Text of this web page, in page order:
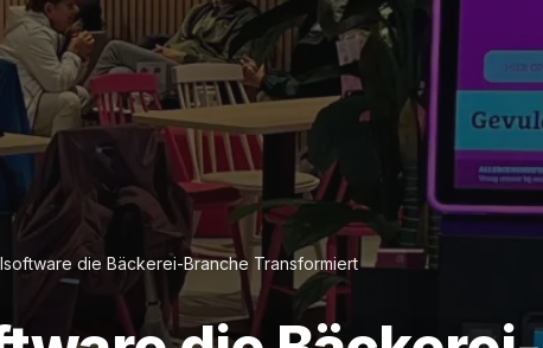
die Bäckerei-Branche Transformiert